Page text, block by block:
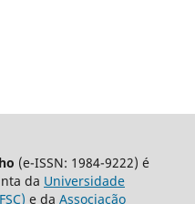
(e-ISSN: 1984-9222) é
da Universidade
e da Associação